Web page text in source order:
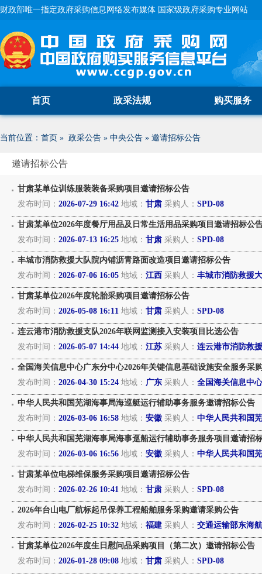
财政部唯一指定政府采购信息网络发布媒体 国家级政府采购专业网站
首页 政采法规 购买服务
当前位置： 首页 » 政采公告 » 中央公告 » 邀请招标公告
邀请招标公告
甘肃某单位训练服装装备采购项目邀请招标公告
发布时间： 2026-07-29 16:42 地域： 甘肃 采购人： SPD-08
甘肃某单位2026年度餐厅用品及日常生活用品采购项目邀请招标公
发布时间： 2026-07-13 16:25 地域： 甘肃 采购人： SPD-08
丰城市消防救援大队院内铺沥青路面改造项目邀请招标公告
发布时间： 2026-07-06 16:05 地域： 江西 采购人： 丰城市消防救援
甘肃某单位2026年度轮胎采购项目邀请招标公告
发布时间： 2026-05-08 16:11 地域： 甘肃 采购人： SPD-08
连云港市消防救援支队2026年联网监测接入安装项目比选公告
发布时间： 2026-05-07 14:44 地域： 江苏 采购人： 连云港市消防救
全国海关信息中心广东分中心2026年关键信息基础设施安全服务采
发布时间： 2026-04-30 15:24 地域： 广东 采购人： 全国海关信息中
中华人民共和国芜湖海事局海巡艇运行辅助事务服务邀请招标公告
发布时间： 2026-03-06 16:58 地域： 安徽 采购人： 中华人民共和国
中华人民共和国芜湖海事局海事趸船运行辅助事务服务项目邀请招
发布时间： 2026-03-06 16:56 地域： 安徽 采购人： 中华人民共和国
甘肃某单位电梯维保服务采购项目邀请招标公告
发布时间： 2026-02-26 10:41 地域： 甘肃 采购人： SPD-08
2026年台山电厂航标起吊保养工程船舶服务采购邀请采购公告
发布时间： 2026-02-25 10:32 地域： 福建 采购人： 交通运输部东海
甘肃某单位2026年度生日慰问品采购项目（第二次）邀请招标公告
发布时间： 2026-01-28 09:08 地域： 甘肃 采购人： SPD-08